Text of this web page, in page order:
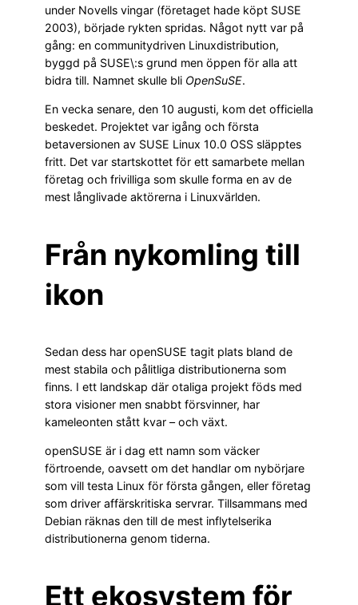
under Novells vingar (företaget hade köpt SUSE
2003), började rykten spridas. Något nytt var på
gång: en communitydriven Linuxdistribution,
byggd på SUSE\:s grund men öppen för alla att
bidra till. Namnet skulle bli OpenSuSE.
En vecka senare, den 10 augusti, kom det officiella
beskedet. Projektet var igång och första
betaversionen av SUSE Linux 10.0 OSS släpptes
fritt. Det var startskottet för ett samarbete mellan
företag och frivilliga som skulle forma en av de
mest långlivade aktörerna i Linuxvärlden.
Från nykomling till
ikon
Sedan dess har openSUSE tagit plats bland de
mest stabila och pålitliga distributionerna som
finns. I ett landskap där otaliga projekt föds med
stora visioner men snabbt försvinner, har
kameleonten stått kvar – och växt.
openSUSE är i dag ett namn som väcker
förtroende, oavsett om det handlar om nybörjare
som vill testa Linux för första gången, eller företag
som driver affärskritiska servrar. Tillsammans med
Debian räknas den till de mest inflytelserika
distributionerna genom tiderna.
Ett ekosystem för